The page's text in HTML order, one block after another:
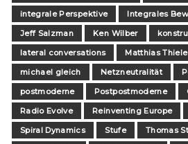
integrale Perspektive
Integrales
Jeff Salzman
Ken Wilber
lateral conversations
Matthias Thiele
michael gleich
Netzneutralität
postmoderne
Postpostmoderne
Radio Evolve
Reinventing Europe
Spiral Dynamics
Stufe
Thomas